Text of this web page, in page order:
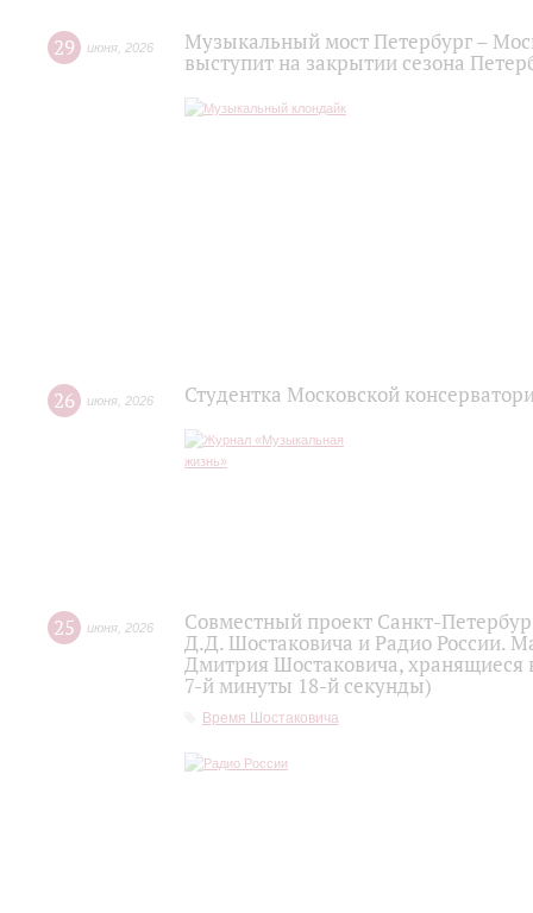
29 июня 2026
Музыкальный мост Петербург –
выступит на закрытии сезона
26 июня 2026 Студентка Московской
25 июня 2026
Совместный проект Санкт-
Д.Д. Шостаковича и Радио России.
Дмитрия Шостаковича, хранящиеся
7-й минуты 18-й секунды)
Время Шостаковича